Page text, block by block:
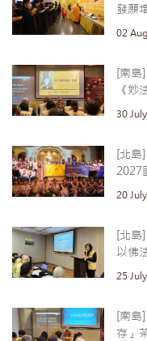
發願
02
[南島
《妙
30
[北島
2027
20
[北島
以佛
25
[南島
存」